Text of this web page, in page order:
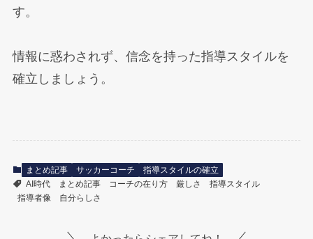
す。
情報に惑わされず、信念を持った指導スタイルを
確立しましょう。
まとめ記事 サッカーコーチ
指導スタイルの確立
AI時代
まとめ記事 コーチの在り方 厳しさ
指導スタイル
指導者像
自分らしさ